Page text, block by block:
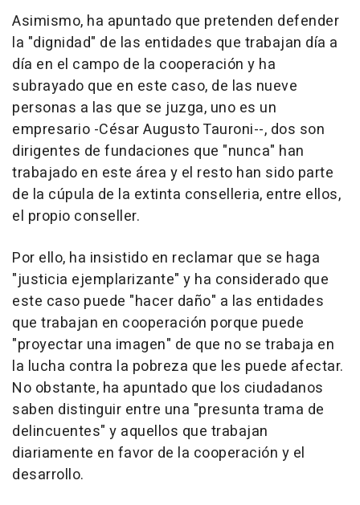
Asimismo, ha apuntado que pretenden defender
la "dignidad" de las entidades que trabajan día a
día en el campo de la cooperación y ha
subrayado que en este caso, de las nueve
personas a las que se juzga, uno es un
empresario -César Augusto Tauroni--, dos son
dirigentes de fundaciones que "nunca" han
trabajado en este área y el resto han sido parte
de la cúpula de la extinta conselleria, entre ellos,
el propio conseller.
Por ello, ha insistido en reclamar que se haga
"justicia ejemplarizante" y ha considerado que
este caso puede "hacer daño" a las entidades
que trabajan en cooperación porque puede
"proyectar una imagen" de que no se trabaja en
la lucha contra la pobreza que les puede afectar.
No obstante, ha apuntado que los ciudadanos
saben distinguir entre una "presunta trama de
delincuentes" y aquellos que trabajan
diariamente en favor de la cooperación y el
desarrollo.